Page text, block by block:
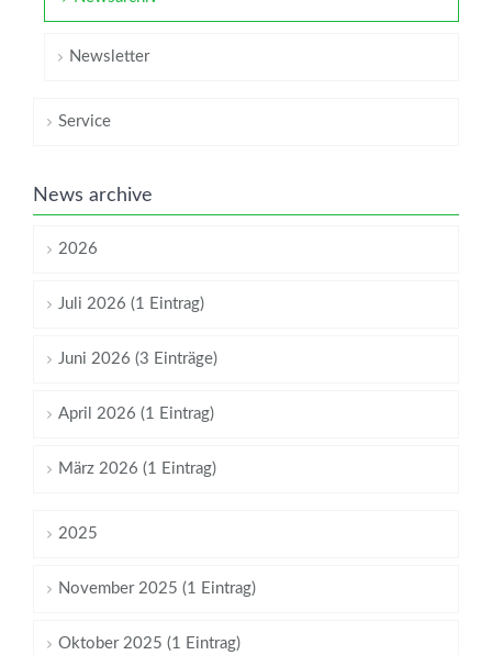
Newsletter
Service
News archive
2026
Juli 2026 (1 Eintrag)
Juni 2026 (3 Einträge)
April 2026 (1 Eintrag)
März 2026 (1 Eintrag)
2025
November 2025 (1 Eintrag)
Oktober 2025 (1 Eintrag)